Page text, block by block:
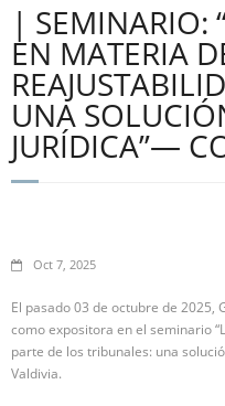
| SEMINARIO:
EN MATERIA
UNA
JURÍDICA”—
Oct 7, 2025
El pasado 03 de octubre de 2025,
como expositora en el seminario
parte de los tribunales: una
Valdivia.